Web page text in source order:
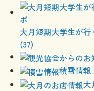
大月短期大学生が
(37)
積雪情報
大